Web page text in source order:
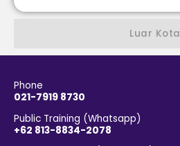
Luar Kota
Phone
021-7919 8730
Public Training (Whatsapp)
+62 813-8834-2078